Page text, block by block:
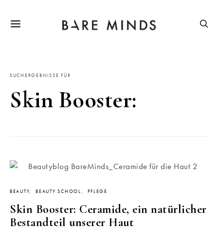
SUCHERGEBNISSE FÜR
Skin Booster:
BEAUTY BEAUTY SCHOOL PFLEGE
Skin Booster: Ceramide, ein natürlicher
Bestandteil unserer Haut